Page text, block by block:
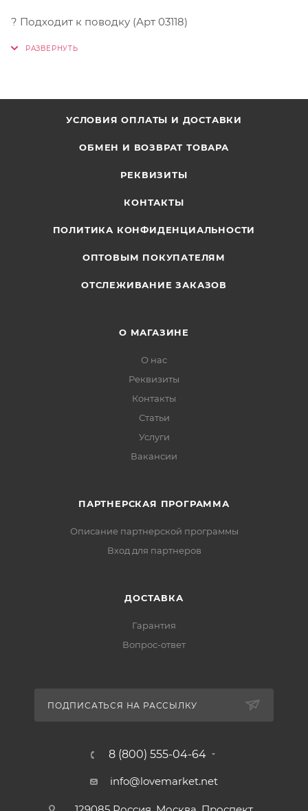
? Подходит к поводку (Арт 03118)
УСЛОВИЯ ОПЛАТЫ И ДОСТАВКИ
ОБМЕН И ВОЗВРАТ ТОВАРА
РЕКВИЗИТЫ
КОНТАКТЫ
ПОЛИТИКА КОНФИДЕНЦИАЛЬНОСТИ
ОПТОВЫМ ПОКУПАТЕЛЯМ
ОТСЛЕЖИВАНИЕ ЗАКАЗОВ
О МАГАЗИНЕ
О нас
Реквизиты
Контакты
Статьи
Услуги
Вакансии
ПАРТНЕРСКАЯ ПРОГРАММА
Описание партнерской программы
Вход для партнеров
ДОСТАВКА
Гарантия
Вопрос-ответ
ПОДПИСАТЬСЯ НА РАССЫЛКУ
8 (800) 555-04-64
info@lovemarket.net